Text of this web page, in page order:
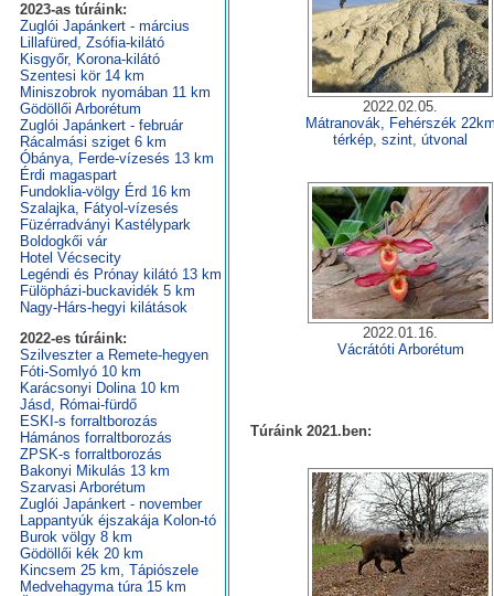
2023-as túráink:
Zuglói Japánkert - március
Lillafüred, Zsófia-kilátó
Kisgyőr, Korona-kilátó
Szentesi kör 14 km
Miniszobrok nyomában 11 km
Gödöllői Arborétum
Zuglói Japánkert - február
Rácalmási sziget 6 km
Óbánya, Ferde-vízesés 13 km
Érdi magaspart
Fundoklia-völgy Érd 16 km
Szalajka, Fátyol-vízesés
Füzérradványi Kastélypark
Boldogkői vár
Hotel Vécsecity
Legéndi és Prónay kilátó 13 km
Fülöpházi-buckavidék 5 km
Nagy-Hárs-hegyi kilátások
2022-es túráink:
Szilveszter a Remete-hegyen
Fóti-Somlyó 10 km
Karácsonyi Dolina 10 km
Jásd, Római-fürdő
ESKI-s forraltborozás
Hámános forraltborozás
ZPSK-s forraltborozás
Bakonyi Mikulás 13 km
Szarvasi Arborétum
Zuglói Japánkert - november
Lappantyúk éjszakája Kolon-tó
Burok völgy 8 km
Gödöllői kék 20 km
Kincsem 25 km, Tápiószele
Medvehagyma túra 15 km
2022.02.05.
Mátranovák, Fehérszék
térkép, szint, útvonal
2022.01.16.
Vácrátóti Arborétum
Túráink 2021.ben: